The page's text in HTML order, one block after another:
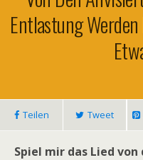
Entlastung
Teilen Tweet
Spiel mir das Lied